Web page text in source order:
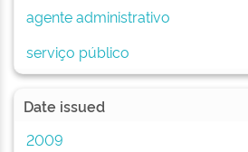
agente administrativo
serviço público
Date issued
2009